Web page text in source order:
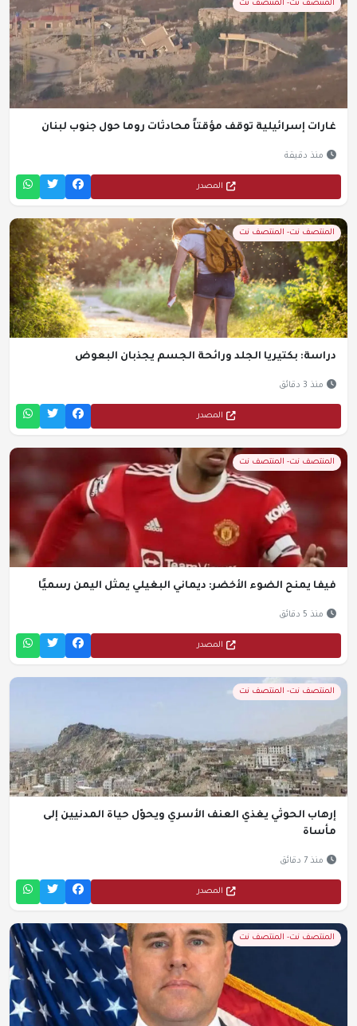
المنتصف نت- المنتصف نت
غارات إسرائيلية توقف مؤقتاً محادثات روما حول جنوب لبنان
منذ دقيقة
المصدر
المنتصف نت- المنتصف نت
دراسة: بكتيريا الجلد ورائحة الجسم يجذبان البعوض
منذ 3 دقائق
المصدر
المنتصف نت- المنتصف نت
فيفا يمنح الضوء الأخضر: ديماني البغيلي يمثل اليمن رسميًا
منذ 5 دقائق
المصدر
المنتصف نت- المنتصف نت
إرهاب الحوثي يغذي العنف الأسري ويحوّل حياة المدنيين إلى
مأساة
منذ 7 دقائق
المصدر
المنتصف نت- المنتصف نت